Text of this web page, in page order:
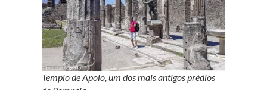
Templo de Apolo, um dos mais antigos prédios